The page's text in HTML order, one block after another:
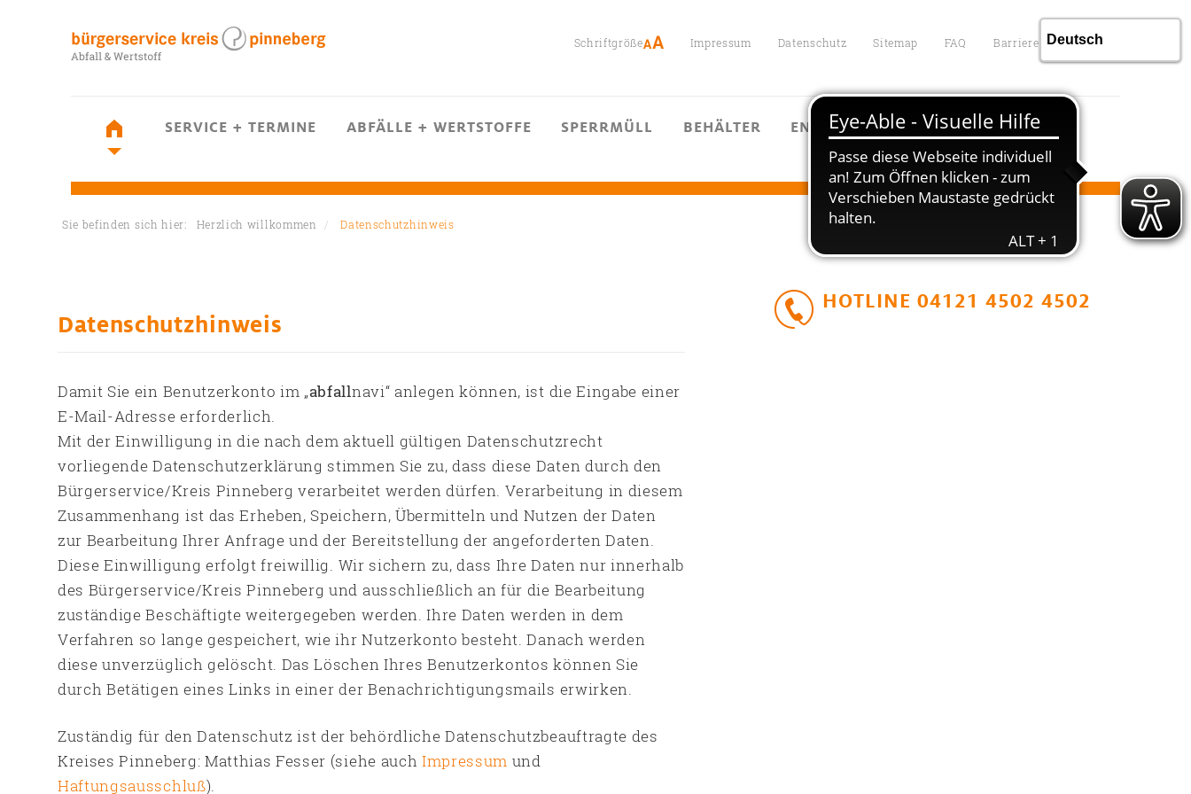
Schriftgröße Impressum Datenschutz Sitemap FAQ Barrierefreiheit
SERVICE + TERMINE ABFÄLLE + WERTSTOFFE SPERRMÜLL BEHÄLTER ENTGELTE KONTAKT
Sie befinden sich hier: Herzlich willkommen Datenschutzhinweis
Datenschutzhinweis
Damit Sie ein Benutzerkonto im „abfallnavi“ anlegen können, ist die Eingabe einer
E-Mail-Adresse erforderlich.
Mit der Einwilligung in die nach dem aktuell gültigen Datenschutzrecht
vorliegende Datenschutzerklärung stimmen Sie zu, dass diese Daten durch den
Bürgerservice/Kreis Pinneberg verarbeitet werden dürfen. Verarbeitung in diesem
Zusammenhang ist das Erheben, Speichern, Übermitteln und Nutzen der Daten
zur Bearbeitung Ihrer Anfrage und der Bereitstellung der angeforderten Daten.
Diese Einwilligung erfolgt freiwillig. Wir sichern zu, dass Ihre Daten nur innerhalb
des Bürgerservice/Kreis Pinneberg und ausschließlich an für die Bearbeitung
zuständige Beschäftigte weitergegeben werden. Ihre Daten werden in dem
Verfahren so lange gespeichert, wie ihr Nutzerkonto besteht. Danach werden
diese unverzüglich gelöscht. Das Löschen Ihres Benutzerkontos können Sie
durch Betätigen eines Links in einer der Benachrichtigungsmails erwirken.
Zuständig für den Datenschutz ist der behördliche Datenschutzbeauftragte des
Kreises Pinneberg: Matthias Fesser (siehe auch Impressum und
Haftungsausschluß).
HOTLINE 04121 4502 4502